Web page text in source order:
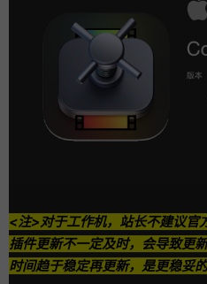
<注>对于工作机，站长不建议官
插件更新不一定及时，会导致更
时间趋于稳定再更新，是更稳妥的